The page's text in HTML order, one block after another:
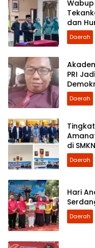
Wabup
dan
Daerah
PRI
Rakyat
Daerah
di
Daerah
Hari
Daerah